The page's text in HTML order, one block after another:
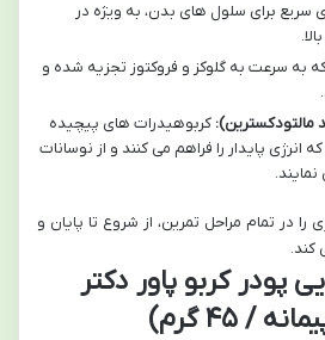
سریع برای سلول های بدن، به ویژه در
به سرعت به گلوکز و فروکتوز تجزیه شده و
مالتودکسترین): کربوهیدرات های پیچیده
انرژی پایدار را فراهم می کنند و از نوسانات
را در تمام مراحل تمرین، از شروع تا پایان و
کند.
پودر کربو پاور دکتر